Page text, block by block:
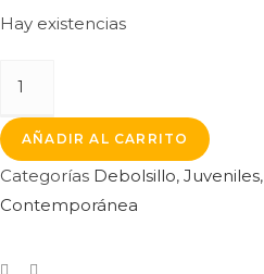
Hay existencias
AÑADIR AL CARRITO
Categorías Debolsillo, Juveniles,
Contemporánea